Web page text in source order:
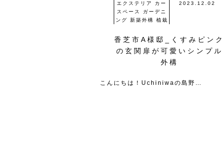
エクステリア
カー
スペース
ガーデニ
ング
新築外構 植栽
2023.12.02
香芝市A様邸_くすみピンク
の玄関扉が可愛いシンプル
外構
こんにちは！Uchiniwaの島野…